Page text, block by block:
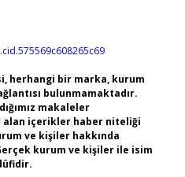
herhangi bir marka, kurum
bulunmamaktadır.
makaleler
alan içerikler haber niteliği
ve kişiler hakkında
kurum ve kişiler ile isim